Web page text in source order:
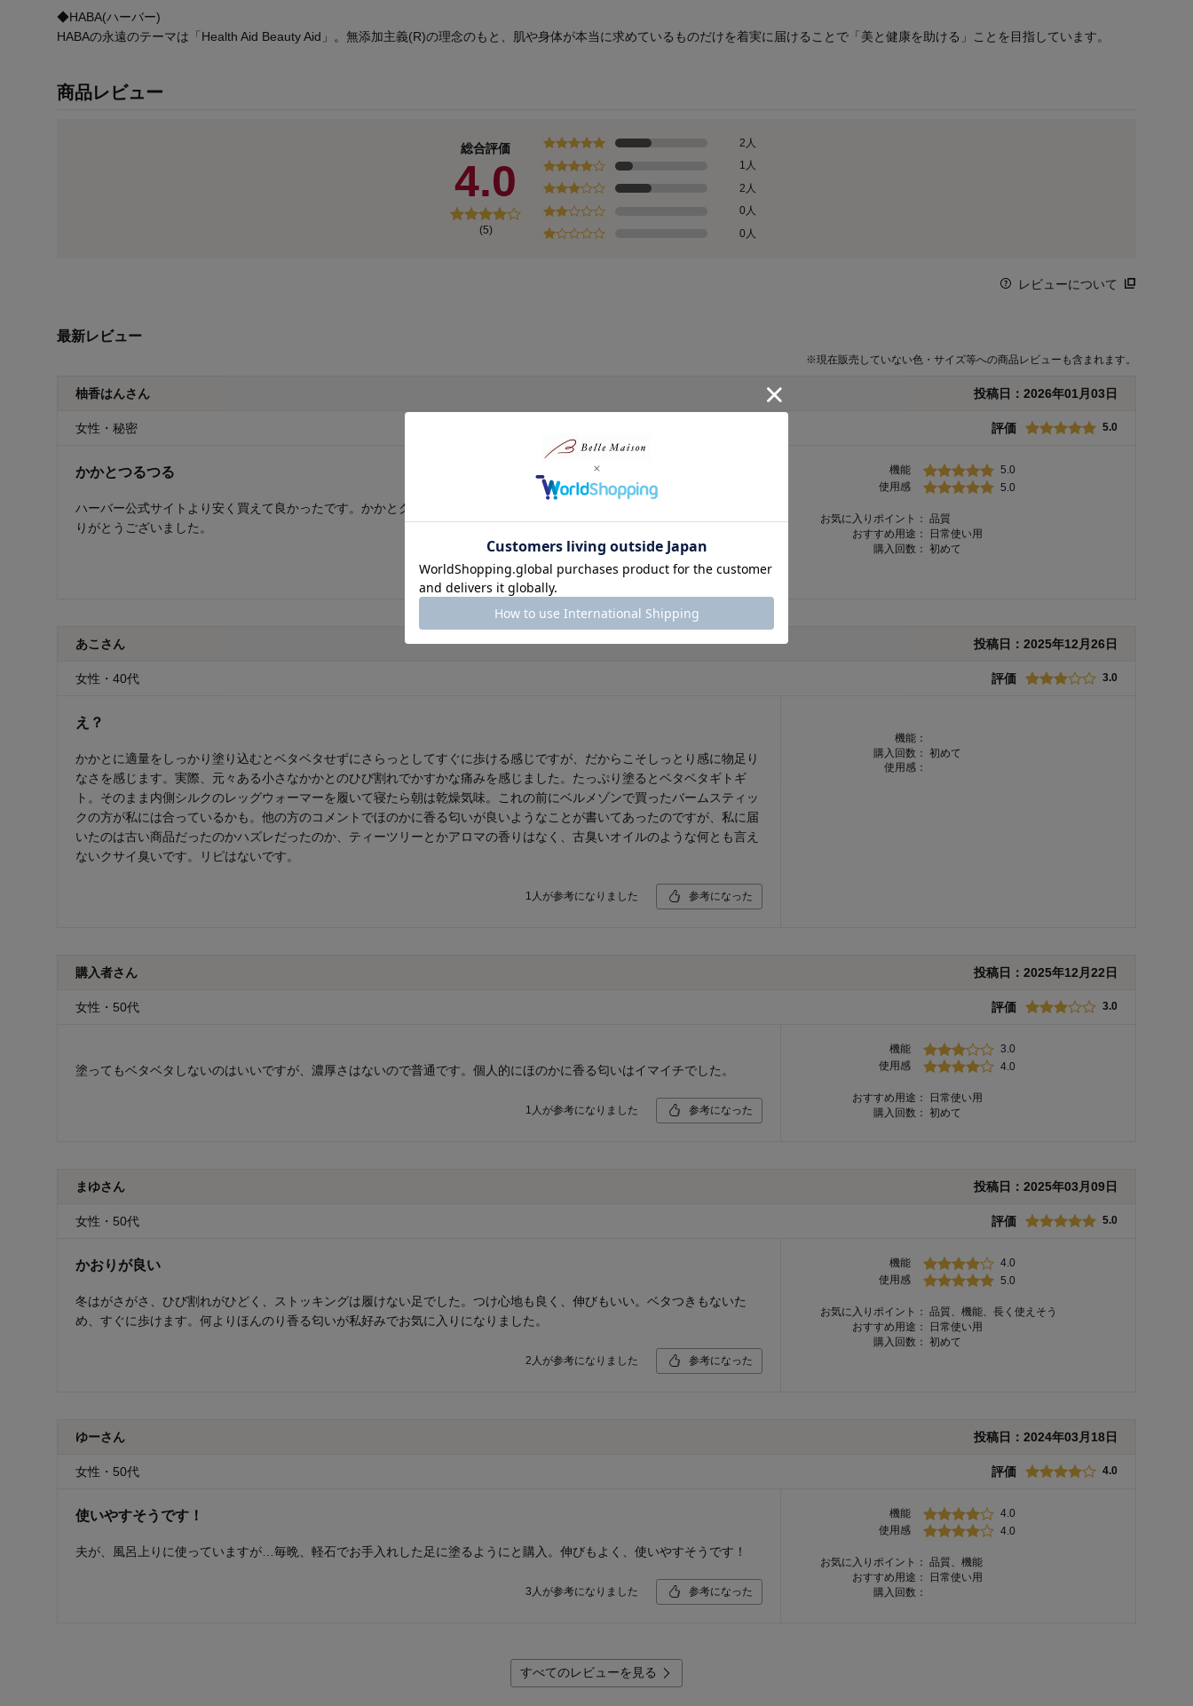
◆HABA(ハーバー)
HABAの永遠のテーマは「Health Aid Beauty Aid」。無添加主義(R)の理念のもと、肌や身体が本当に求めているものだけを着実に届けることで「美と健康を助ける」ことを目指しています。
商品レビュー
総合評価
4.0
(5)
2人
1人
2人
0人
0人
レビューについて
最新レビュー
※現在販売していない色・サイズ等への商品レビューも含まれます。
柚香はんさん 投稿日： 2026年01月03日
女性・秘密 評価 5.0
かかとつるつる
ハーバー公式サイトより安く買えて良かったです。かかとクリームは数々ありますがこれが塗りやすくて良く効きます。あ
りがとうございました。
1人が参考になりました 参考になった
機能
5.0
使用感
5.0
お気に入りポイント： 品質
おすすめ用途：
日常使い用
購入回数： 初めて
あこさん 投稿日： 2025年12月26日
女性・40代 評価 3.0
え？
かかとに適量をしっかり塗り込むとベタベタせずにさらっとしてすぐに歩ける感じですが、だからこそしっとり感に物足り
なさを感じます。実際、元々ある小さなかかとのひび割れでかすかな痛みを感じました。たっぷり塗るとベタベタギトギ
ト。そのまま内側シルクのレッグウォーマーを履いて寝たら朝は乾燥気味。これの前にベルメゾンで買ったバームスティッ
クの方が私には合っているかも。他の方のコメントでほのかに香る匂いが良いようなことが書いてあったのですが、私に届
いたのは古い商品だったのかハズレだったのか、ティーツリーとかアロマの香りはなく、古臭いオイルのような何とも言え
ないクサイ臭いです。リピはないです。
1 人が参考になりました 参考になった
機能：
購入回数： 初めて
使用感：
購入者さん 投稿日： 2025年12月22日
女性・50代 評価 3.0
塗ってもベタベタしないのはいいですが、濃厚さはないので普通です。個人的にほのかに香る匂いはイマイチでした。
1 人が参考になりました 参考になった
機能
3.0
使用感
4.0
おすすめ用途：
日常使い用
購入回数： 初めて
まゆさん 投稿日： 2025年03月09日
女性・50代 評価 5.0
かおりが良い
冬はがさがさ、ひび割れがひどく、ストッキングは履けない足でした。つけ心地も良く、伸びもいい。ベタつきもないた
め、すぐに歩けます。何よりほんのり香る匂いが私好みでお気に入りになりました。
2 人が参考になりました 参考になった
機能
4.0
使用感
5.0
お気に入りポイント： 品質、機能、長く使えそう
おすすめ用途：
日常使い用
購入回数： 初めて
ゆーさん 投稿日： 2024年03月18日
女性・50代 評価 4.0
使いやすそうです！
夫が、風呂上りに使っていますが…毎晩、軽石でお手入れした足に塗るようにと購入。伸びもよく、使いやすそうです！
3 人が参考になりました 参考になった
機能
4.0
使用感
4.0
お気に入りポイント： 品質、機能
おすすめ用途：
日常使い用
購入回数：
すべてのレビューを見る